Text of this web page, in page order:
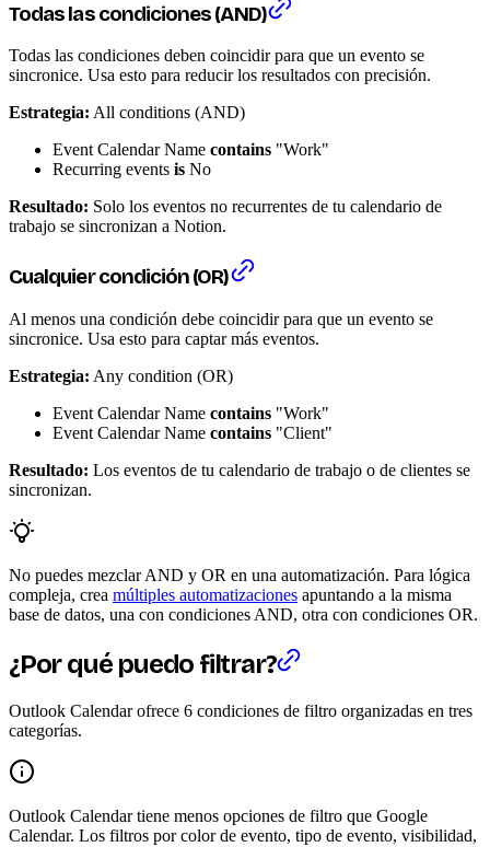
Todas las condiciones (AND)
Todas las condiciones deben coincidir para que un evento se
sincronice. Usa esto para reducir los resultados con precisión.
Estrategia: All conditions (AND)
Event Calendar Name contains "Work"
Recurring events is No
Resultado: Solo los eventos no recurrentes de tu calendario de
trabajo se sincronizan a Notion.
Cualquier condición (OR)
Al menos una condición debe coincidir para que un evento se
sincronice. Usa esto para captar más eventos.
Estrategia: Any condition (OR)
Event Calendar Name contains "Work"
Event Calendar Name contains "Client"
Resultado: Los eventos de tu calendario de trabajo o de clientes se
sincronizan.
No puedes mezclar AND y OR en una automatización. Para lógica
compleja, crea múltiples automatizaciones apuntando a la misma
base de datos, una con condiciones AND, otra con condiciones OR.
¿Por qué puedo filtrar?
Outlook Calendar ofrece 6 condiciones de filtro organizadas en tres
categorías.
Outlook Calendar tiene menos opciones de filtro que Google
Calendar. Los filtros por color de evento, tipo de evento, visibilidad,